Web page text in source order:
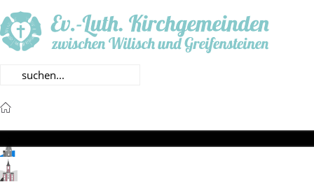
Kirchgemeinde Ehrenfriedersdorf